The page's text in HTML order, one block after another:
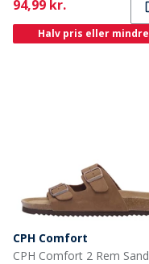
Current
94,99 kr.
Halv pris eller mindre
CPH Comfort